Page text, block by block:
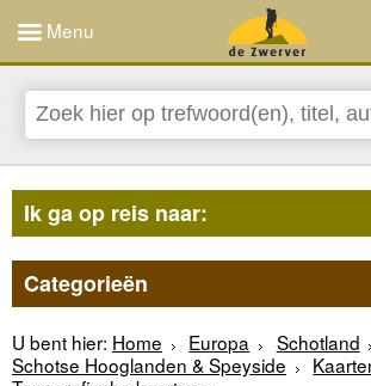
Menu
Ik ga op reis naar:
Categorieën
U bent hier: Home Europa
Schotland
Schotse Hooglanden & Speyside